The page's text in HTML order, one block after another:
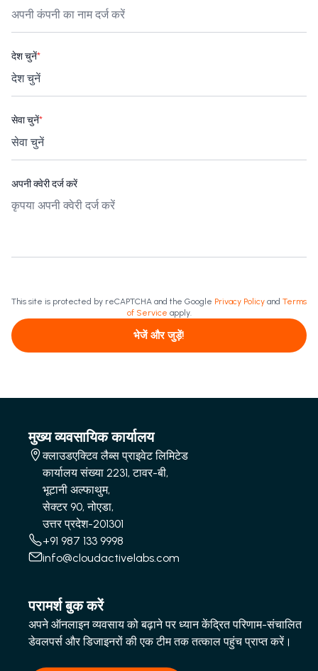
देश चुनें*
सेवा चुनें*
अपनी क्वेरी दर्ज करें
This site is protected by reCAPTCHA and the Google Privacy Policy and Terms
of Service apply.
भेजें और जुड़ें!
मुख्य व्यवसायिक कार्यालय
क्लाउडएक्टिव लैब्स प्राइवेट लिमिटेड
कार्यालय संख्या 2231, टावर-बी,
भूटानी अल्फाथुम,
सेक्टर 90, नोएडा,
उत्तर प्रदेश-201301
+91 987 133 9998
info@cloudactivelabs.com
परामर्श बुक करें
अपने ऑनलाइन व्यवसाय को बढ़ाने पर ध्यान केंद्रित परिणाम-संचालित
डेवलपर्स और डिजाइनरों की एक टीम तक तत्काल पहुंच प्राप्त करें।